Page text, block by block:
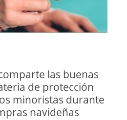
las buenas
de protección
minoristas durante
navideñas